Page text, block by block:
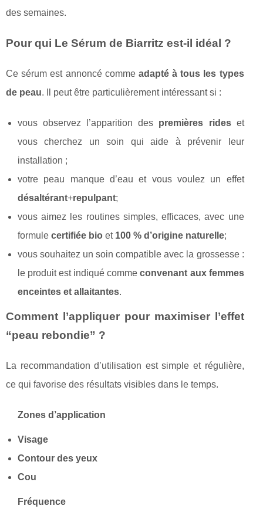
des semaines.
Pour qui Le Sérum de Biarritz est-il idéal ?
Ce sérum est annoncé comme adapté à tous les types
de peau. Il peut être particulièrement intéressant si :
vous observez l’apparition des premières rideset
vous cherchez un soin qui aide à prévenir leur
installation ;
votre peau manque d’eau et vous voulez un effet
désaltérant+repulpant;
vous aimez les routines simples, efficaces, avec une
formule certifiée bio et 100 % d’origine naturelle;
vous souhaitez un soin compatible avec la grossesse :
le produit est indiqué commeconvenant aux femmes
enceintes et allaitantes.
Comment l’appliquer pour maximiser l’effet
“peau rebondie” ?
La recommandation d’utilisation est simple et régulière,
ce qui favorise des résultats visibles dans le temps.
Zones d’application
Visage
Contour des yeux
Cou
Fréquence